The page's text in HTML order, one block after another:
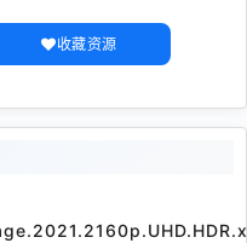
收藏资源